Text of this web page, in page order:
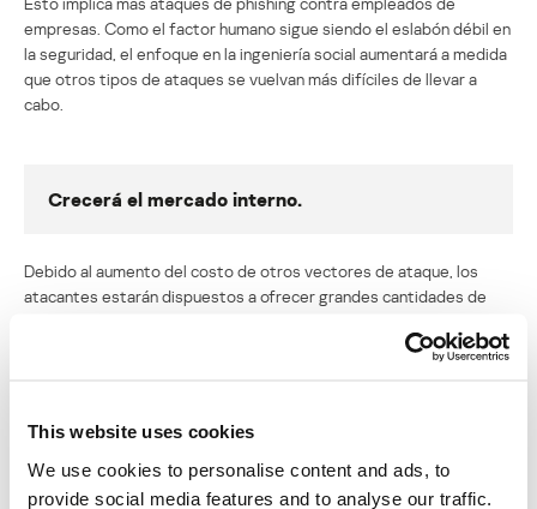
This website uses cookies
We use cookies to personalise content and ads, to
provide social media features and to analyse our traffic.
empresas. Como el factor humano sigue siendo el eslabón débil en
la seguridad, el enfoque en la ingeniería social aumentará a medida
que otros tipos de ataques se vuelvan más difíciles de llevar a
cabo.
Crecerá el mercado interno.
Debido al aumento del costo de otros vectores de ataque, los
atacantes estarán dispuestos a ofrecer grandes cantidades de
intentan atacar. El precio para las personas con información
tipo y la complejidad del servicio de información privilegiada que
la compañía.